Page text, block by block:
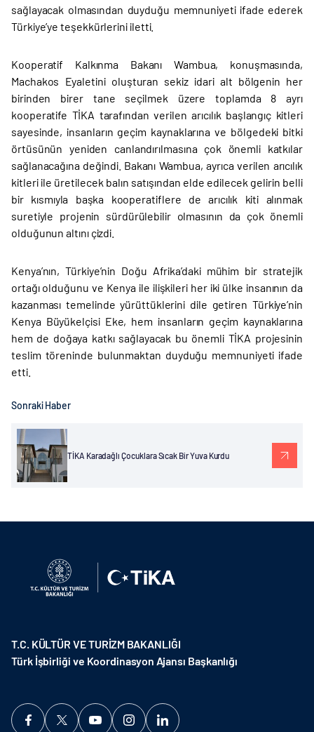
sağlayacak olmasından duyduğu memnuniyeti ifade ederek
Türkiye’ye teşekkürlerini iletti.
Kooperatif Kalkınma Bakanı Wambua, konuşmasında,
Machakos Eyaletini oluşturan sekiz idari alt bölgenin her
birinden birer tane seçilmek üzere toplamda 8 ayrı
kooperatife TİKA tarafından verilen arıcılık başlangıç kitleri
sayesinde, insanların geçim kaynaklarına ve bölgedeki bitki
örtüsünün yeniden canlandırılmasına çok önemli katkılar
sağlanacağına değindi. Bakanı Wambua, ayrıca verilen arıcılık
kitleri ile üretilecek balın satışından elde edilecek gelirin belli
bir kısmıyla başka kooperatiflere de arıcılık kiti alınmak
suretiyle projenin sürdürülebilir olmasının da çok önemli
olduğunun altını çizdi.
Kenya’nın, Türkiye’nin Doğu Afrika’daki mühim bir stratejik
ortağı olduğunu ve Kenya ile ilişkileri her iki ülke insanının da
kazanması temelinde yürüttüklerini dile getiren Türkiye’nin
Kenya Büyükelçisi Eke, hem insanların geçim kaynaklarına
hem de doğaya katkı sağlayacak bu önemli TİKA projesinin
teslim töreninde bulunmaktan duyduğu memnuniyeti ifade
etti.
Sonraki Haber
TİKA Karadağlı Çocuklara Sıcak Bir Yuva Kurdu
T.C. KÜLTÜR VE TURİZM BAKANLIĞI
Türk İşbirliği ve Koordinasyon Ajansı Başkanlığı